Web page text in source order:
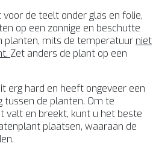
voor de teelt onder glas en folie,
op een zonnige en beschutte
planten, mits de temperatuur niet
Zet anders de plant op een
erg hard en heeft ongeveer een
tussen de planten. Om te
valt en breekt, kunt u het beste
plaatsen, waaraan de